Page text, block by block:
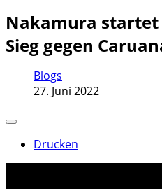
Nakamura
Sieg gegen
Blogs
27. Juni 2022
Drucken